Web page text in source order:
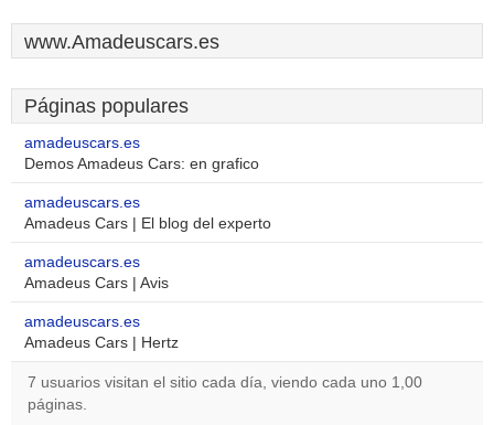
www.Amadeuscars.es
Páginas populares
amadeuscars.es
Demos Amadeus Cars: en grafico
amadeuscars.es
Amadeus Cars | El blog del experto
amadeuscars.es
Amadeus Cars | Avis
amadeuscars.es
Amadeus Cars | Hertz
7 usuarios visitan el sitio cada día, viendo cada uno 1,00
páginas.